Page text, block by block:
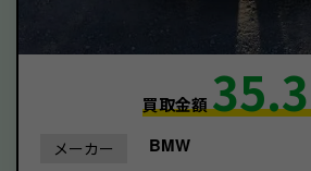
買取金額35.3
メーカー BMW